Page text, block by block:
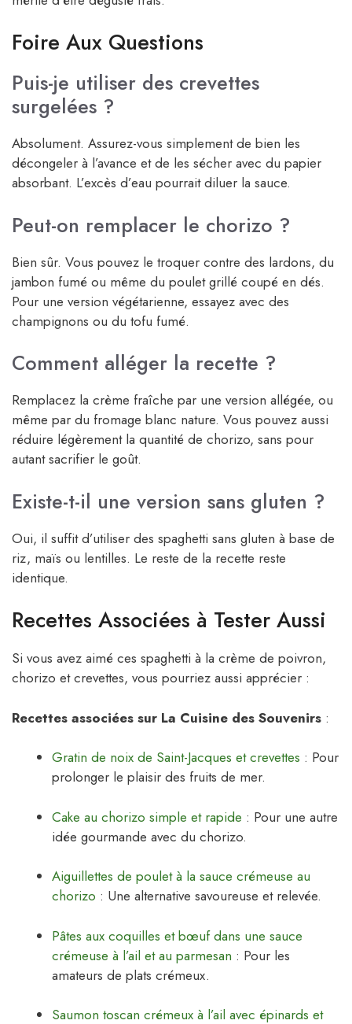
Foire Aux Questions
Puis-je utiliser des crevettes
surgelées ?
Absolument. Assurez-vous simplement de bien les
décongeler à l’avance et de les sécher avec du papier
absorbant. L’excès d’eau pourrait diluer la sauce.
Peut-on remplacer le chorizo ?
Bien sûr. Vous pouvez le troquer contre des lardons, du
jambon fumé ou même du poulet grillé coupé en dés.
Pour une version végétarienne, essayez avec des
champignons ou du tofu fumé.
Comment alléger la recette ?
Remplacez la crème fraîche par une version allégée, ou
même par du fromage blanc nature. Vous pouvez aussi
réduire légèrement la quantité de chorizo, sans pour
autant sacrifier le goût.
Existe-t-il une version sans gluten ?
Oui, il suffit d’utiliser des spaghetti sans gluten à base de
riz, maïs ou lentilles. Le reste de la recette reste
identique.
Recettes Associées à Tester Aussi
Si vous avez aimé ces spaghetti à la crème de poivron,
chorizo et crevettes, vous pourriez aussi apprécier :
Recettes associées sur La Cuisine des Souvenirs :
Gratin de noix de Saint-Jacques et crevettes : Pour
prolonger le plaisir des fruits de mer.
Cake au chorizo simple et rapide : Pour une autre
idée gourmande avec du chorizo.
Aiguillettes de poulet à la sauce crémeuse au
chorizo : Une alternative savoureuse et relevée.
Pâtes aux coquilles et bœuf dans une sauce
crémeuse à l’ail et au parmesan : Pour les
amateurs de plats crémeux.
Saumon toscan crémeux à l’ail avec épinards et